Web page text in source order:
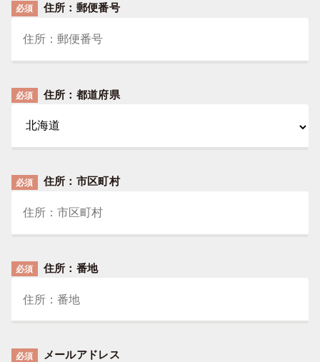
必須 住所：郵便番号
必須 住所：都道府県
必須 住所：市区町村
必須 住所：番地
必須 メールアドレス